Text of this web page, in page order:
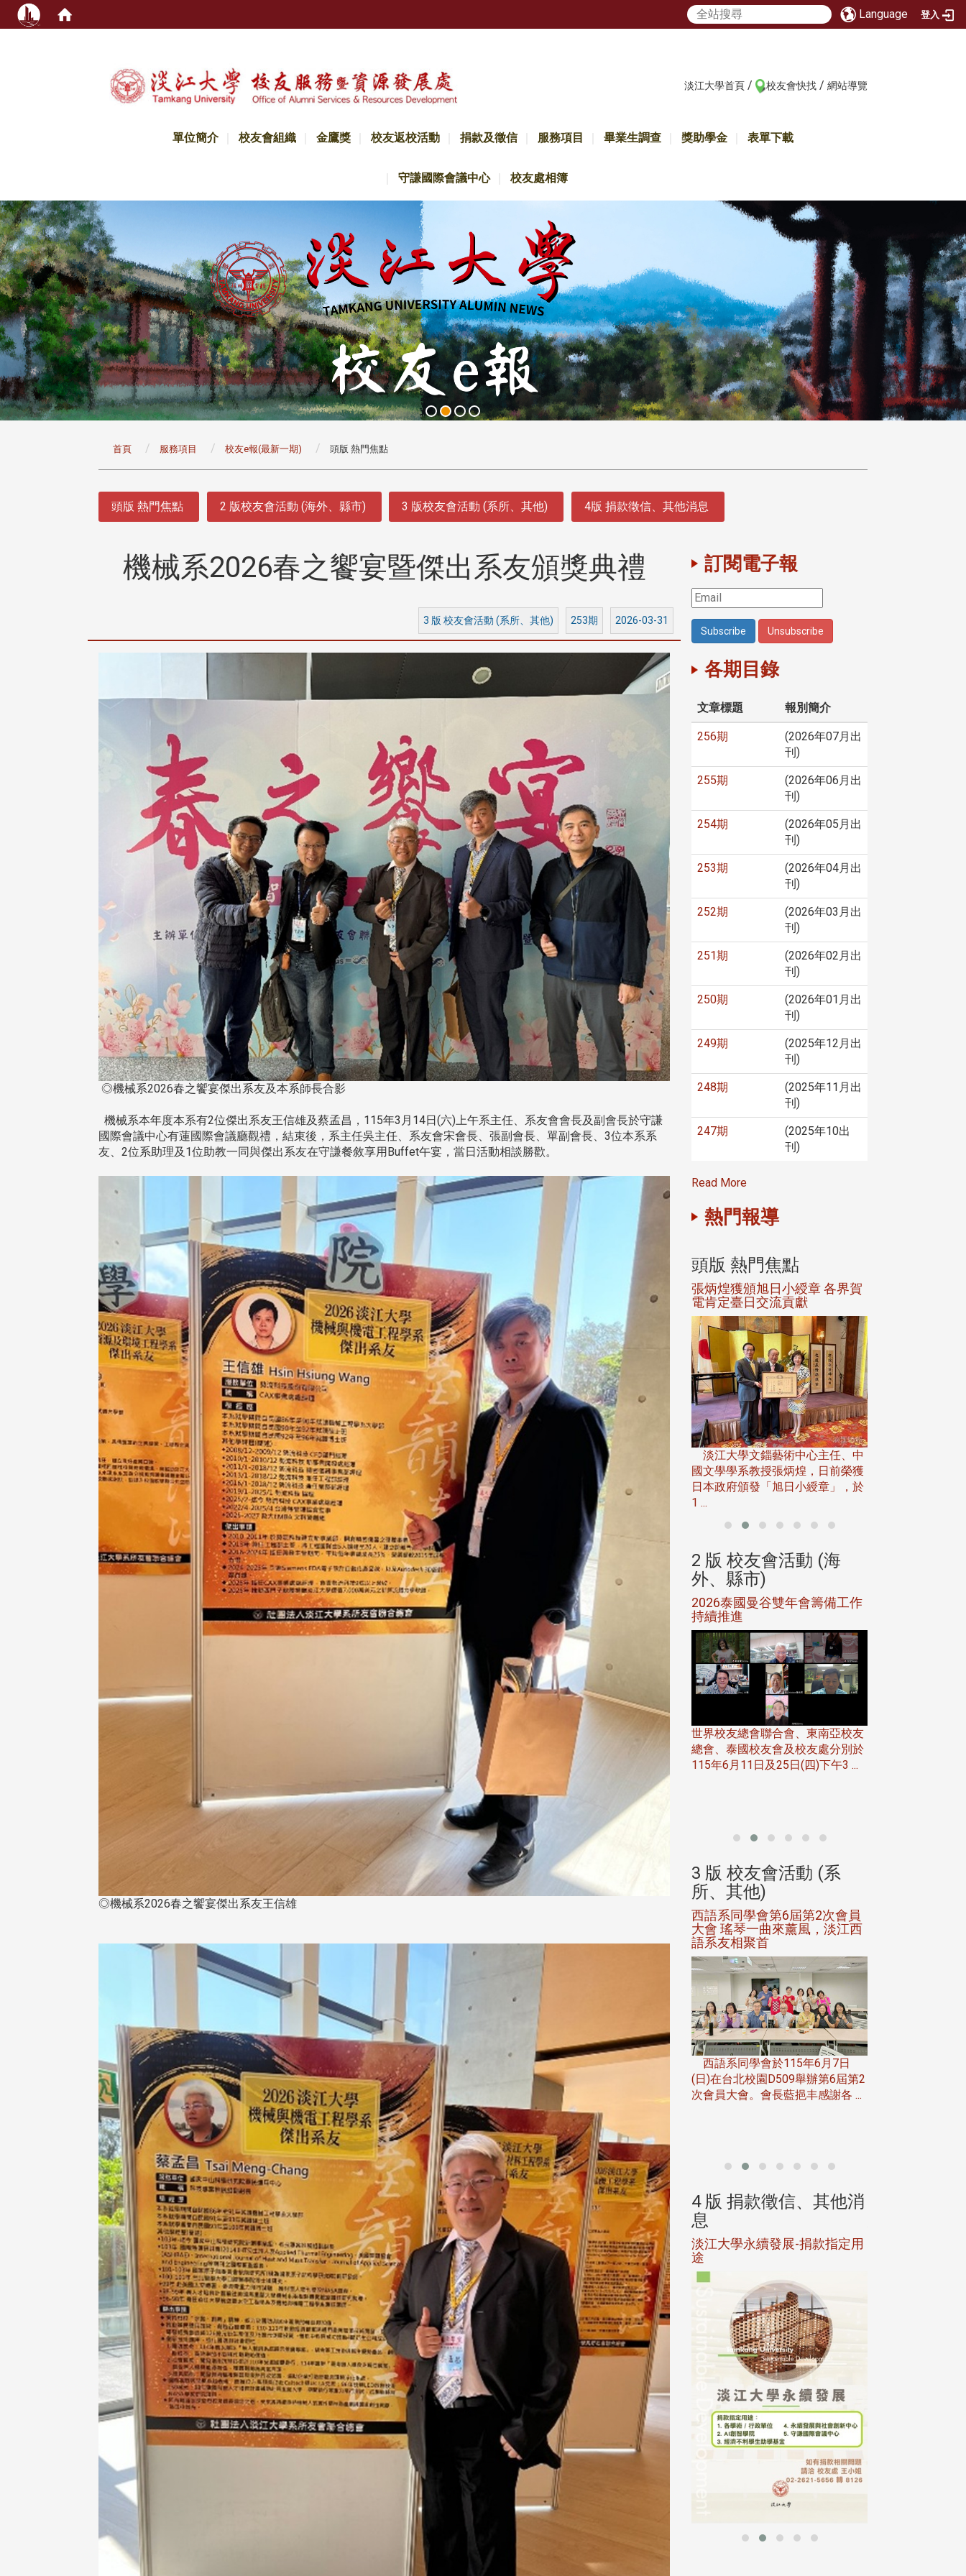
Language 登入
淡江大學首頁 / 校友會快找 / 網站導覽
單位簡介 校友會組織 金鷹獎 校友返校活動 捐款及徵信 服務項目 畢業生調查 獎助學金 表單下載
守謙國際會議中心 校友處相簿
首頁 服務項目 校友e報(最新一期) 頭版 熱門焦點
頭版 熱門焦點 2 版校友會活動 (海外、縣市) 3 版校友會活動 (系所、其他) 4版 捐款徵信、其他消息
機械系2026春之饗宴暨傑出系友頒獎典禮
3 版 校友會活動 (系所、其他) 253期 2026-03-31
◎機械系2026春之饗宴傑出系友及本系師長合影
機械系本年度本系有2位傑出系友王信雄及蔡孟昌，115年3月14日(六)上午系主任、系友會會長及副會長於守謙
國際會議中心有蓮國際會議廳觀禮，結束後，系主任吳主任、系友會宋會長、張副會長、單副會長、3位本系系
友、2位系助理及1位助教一同與傑出系友在守謙餐敘享用Buffet午宴，當日活動相談勝歡。
◎機械系2026春之饗宴傑出系友王信雄
訂閱電子報
各期目錄
文章標題 報別簡介
256期
(2026年07月出
刊)
255期
(2026年06月出
刊)
254期
(2026年05月出
刊)
253期
(2026年04月出
刊)
252期
(2026年03月出
刊)
251期
(2026年02月出
刊)
250期
(2026年01月出
刊)
249期
(2025年12月出
刊)
248期
(2025年11月出
刊)
247期
(2025年10出
刊)
Read More
熱門報導
大學主任秘書曾守正率隊
校友處 深化校友工作交
大學主任秘書、中文系校友
正，於115年6月2日(二)率政
頭版 熱門焦點
十四載深耕校友情誼 校友處
執行長彭春陽榮退 校友感念
相伴同行
校友處執行長彭春陽於115年7月
30日(四)榮退，為其十四年來深耕
校友服務、凝聚海內外校友情 ...
頭版 熱門焦點
校友處新任執行長武士戎上
任 攜手校友共創淡江新里程
淡江大學於115年7月30日(四)舉
辦布達暨單位主管交接典禮。115
學年度校友服務暨資源發展 ...
頭版 熱門焦點
淡江大學董事會議改選案報部
聘任許輝煌為校長 新聘范巽綠
董事
本校校長葛煥昭將於今(115)年7
月31日(五)任期屆滿。董事會於6月
24日(三)下午5時 ...
頭版 熱門焦點
張炳煌獲頒旭日小綬章 各界賀
電肯定臺日交流貢獻
淡江大學文錙藝術中心主任、中
國文學學系教授張炳煌，日前榮獲
日本政府頒發「旭日小綬章」，於
1 ...
校友會活動 (海
校友會於115年6月10日(三)
2 版 校友會活動 (海
外、縣市)
台北市校友會6月份活動
領隊温明正學長與副領隊呂惠玲學
姐的精 ...
2 版 校友會活動 (海
外、縣市)
台中市校友會拜會盧秀燕市
長 校友交流智慧治理凝聚向
心力
台中市校友會於115年6月24日
(三)舉辦拜會台中市政府活動。參
訪團由母校戰略所所長李大中、 ...
2 版 校友會活動 (海
外、縣市)
南加州校友會召開115年年中
理事會議 許宗由當選116年
會長 並獲授權承辦下屆世界
校友雙年會
南加州校友會於115年6月27日(日)
在美國洛杉磯華僑文教服務中心
（洛僑文化中心）會議室召開115
2 版 校友會活動 (海
外、縣市)
2026泰國曼谷雙年會籌備工作
持續推進
世界校友總會聯合會、東南亞校友
總會、泰國校友會及校友處分別於
115年6月11日及25日(四)下午3 ...
大學電子與電機系友會於115
月28日在台北校區盛大舉辦
人科技與前瞻應用論壇」，特
3 版 校友會活動 (系
所、其他)
在連日大雨陰霾下，風保系友會
在115年6月27日(六)舉辦的一日
遊，神奇迎來超幸運好天氣。大 ...
3 版 校友會活動 (系
所、其他)
香港校友會前會長葉雅琴學姐與
杜天寶學長一家，於115年6月4日
(四)返校拜訪校友處，受到校友 ...
3 版 校友會活動 (系
所、其他)
跨業合作協進會第二屆第一次會員
大會於6月5日下午7時，在台北校
園D508室舉行，本校潘伯申研發
長、 ...
3 版 校友會活動 (系
所、其他)
西語系同學會第6屆第2次會員
大會 瑤琴一曲來薰風，淡江西
語系友相聚首
西語系同學會於115年6月7日
(日)在台北校園D509舉辦第6屆第2
次會員大會。會長藍挹丰感謝各 ...
捐款徵信、其他消
個人資料保護聲明
配合「個人資料保護法」之施
並導入個資管理，對於校友之
資料應盡善良管理人之責任，
4 版 捐款徵信、其他消
息
歡迎訂閱校友e報！
4 版 捐款徵信、其他消
息
歡迎使用「淡江大學校園徵才
線上系統」
4 版 捐款徵信、其他消
息
捐款芳名錄
4 版 捐款徵信、其他消
息
淡江大學永續發展-捐款指定用
途